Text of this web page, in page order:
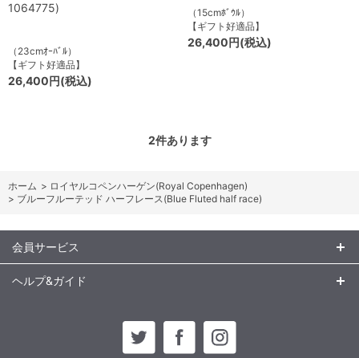
1064775)
（23cmｵｰﾊﾞﾙ）
【ギフト好適品】
26,400円(税込)
（15cmﾎﾞｳﾙ）
【ギフト好適品】
26,400円(税込)
2件あります
ホーム > ロイヤルコペンハーゲン(Royal Copenhagen)
> ブルーフルーテッド ハーフレース(Blue Fluted half race)
会員サービス
ヘルプ&ガイド